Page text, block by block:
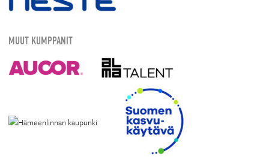
MUUT KUMPPANIT